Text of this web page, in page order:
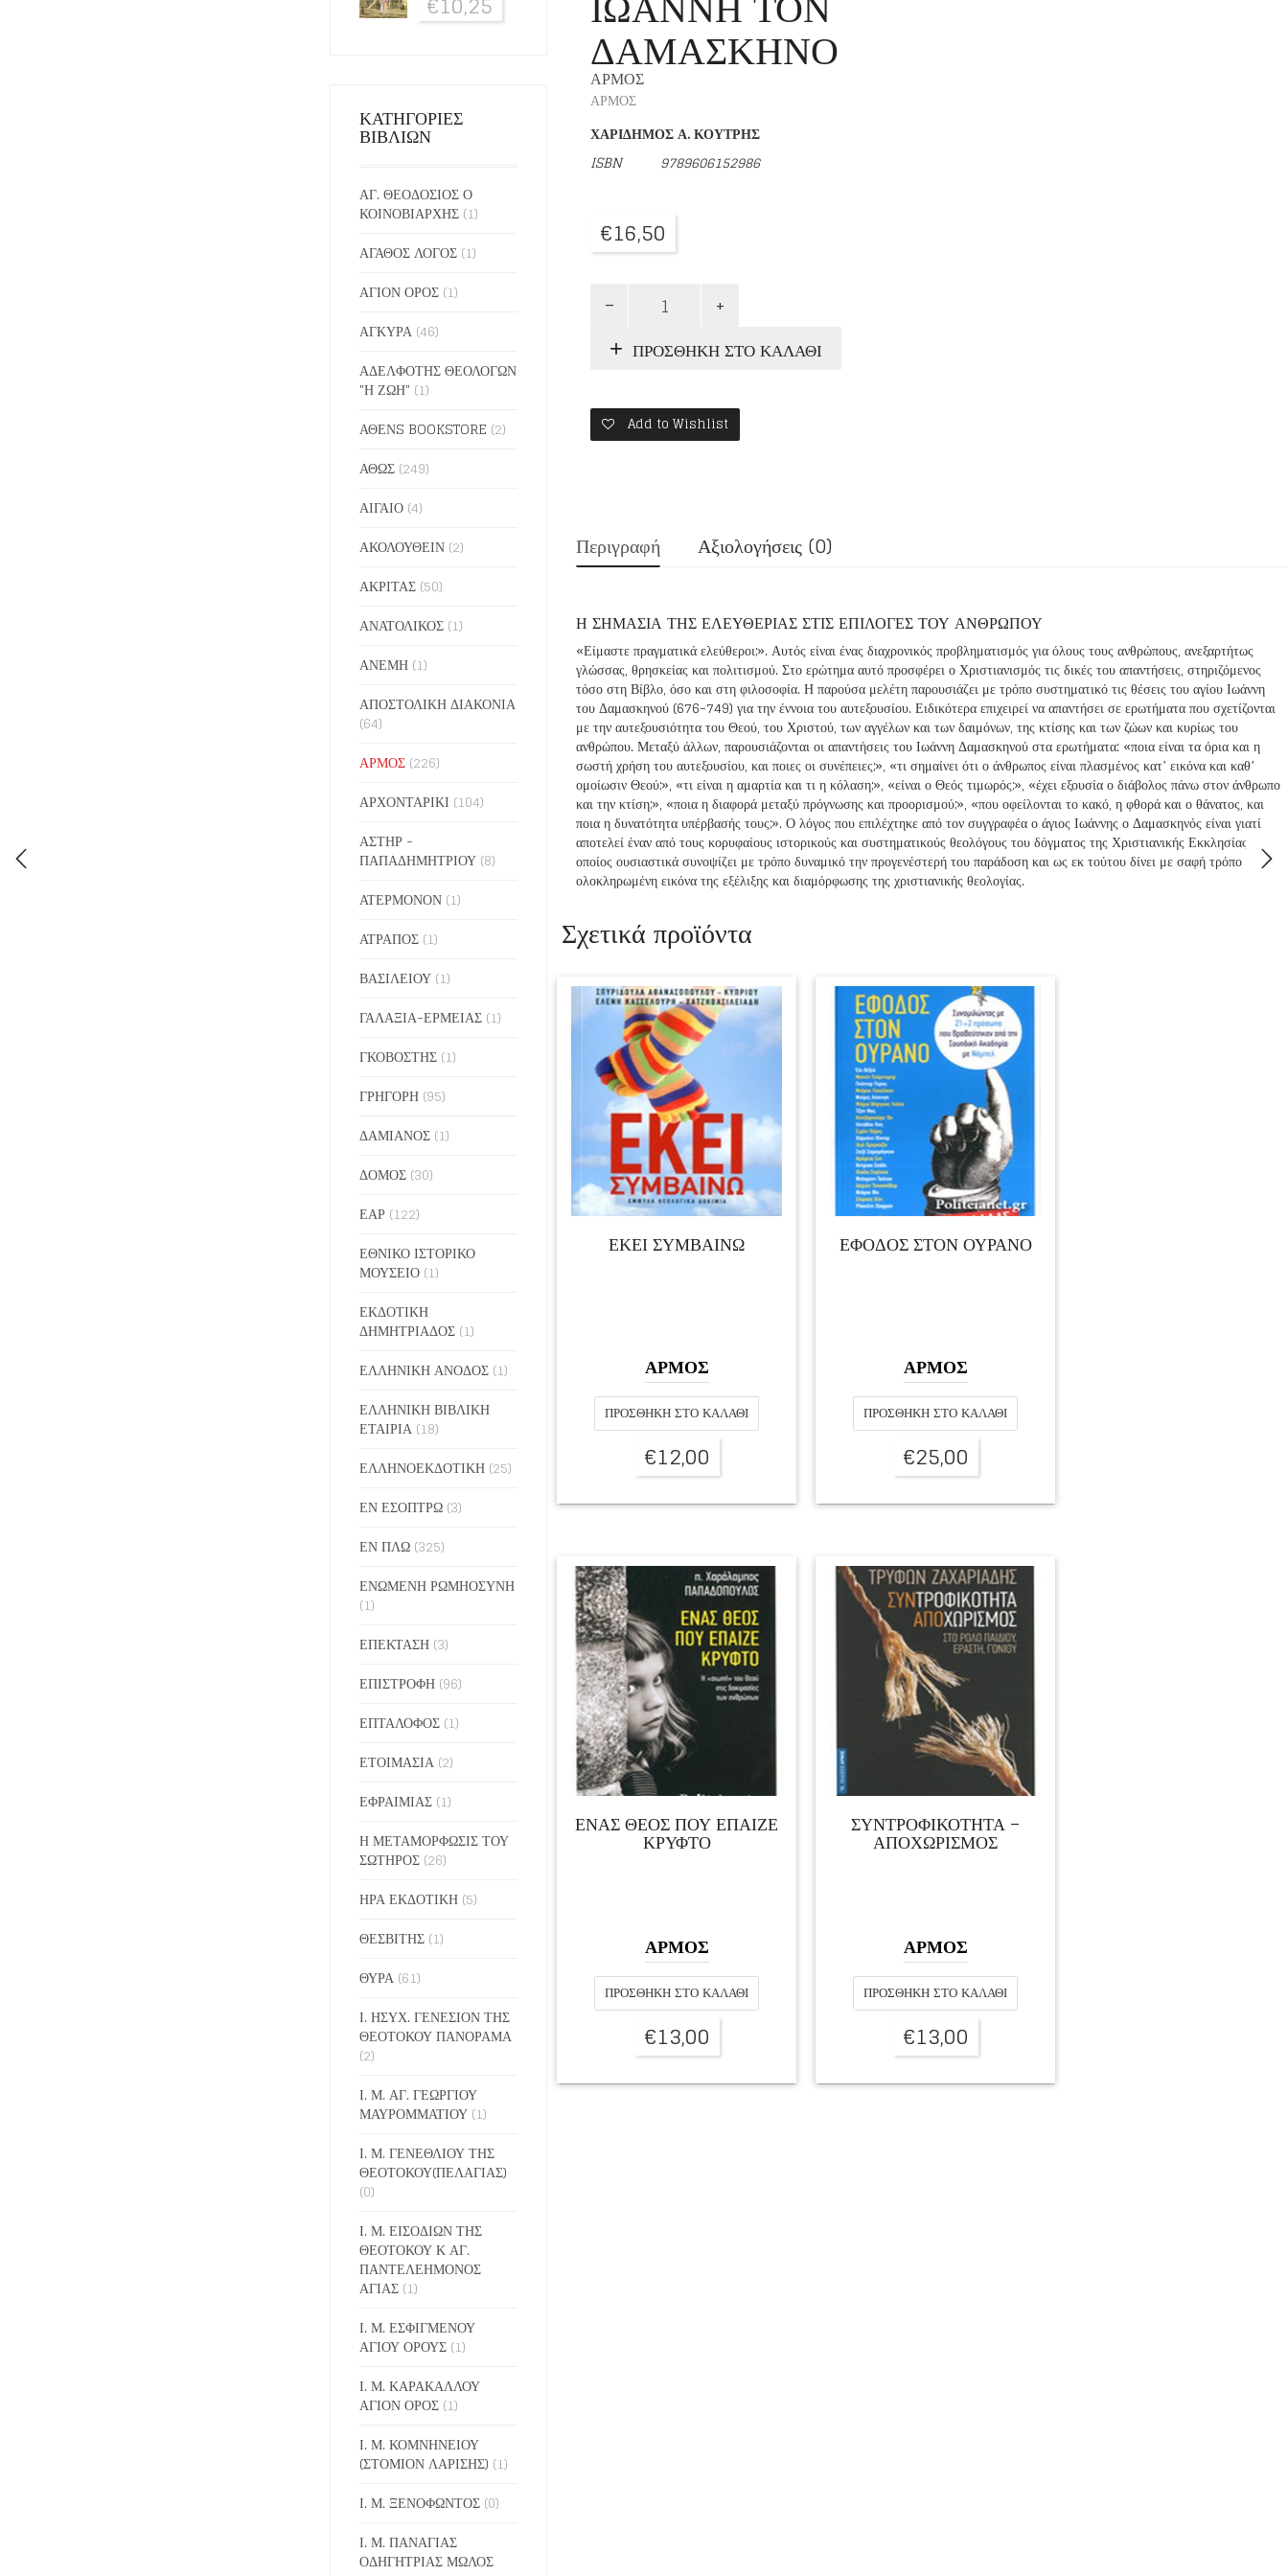
ΔΑΜΑΣΚΗΝΟ
ΑΡΜΟΣ
ΑΡΜΟΣ
ΧΑΡΙΔΗΜΟΣ Α. ΚΟΥΤΡΗΣ
ISBN 9789606152986
€16,50
ΕΝΝΟΙΑ
ΑΥΤΕΞΟΥΣΙΟΥ
ΙΩΑΝΝΗ
ΤΟΝ
ΔΑΜΑΣΚΗΝΟ
ΠΡΟΣΘΉΚΗ ΣΤΟ ΚΑΛΆΘΙ
Add to Wishlist
Περιγραφή Αξιολογήσεις (0)
Η ΣΗΜΑΣΙΑ ΤΗΣ ΕΛΕΥΘΕΡΙΑΣ ΣΤΙΣ ΕΠΙΛΟΓΕΣ ΤΟΥ ΑΝΘΡΩΠΟΥ
«Είμαστε πραγματικά ελεύθεροι;». Αυτός είναι ένας διαχρονικός προβληματισμός για όλους τους ανθρώπους, ανεξαρτήτως
γλώσσας, θρησκείας και πολιτισμού. Στο ερώτημα αυτό προσφέρει ο Χριστιανισμός τις δικές του απαντήσεις, στηριζόμενος
τόσο στη Βίβλο, όσο και στη φιλοσοφία. Η παρούσα μελέτη παρουσιάζει με τρόπο συστηματικό τις θέσεις του αγίου Ιωάννη
του Δαμασκηνού (676-749) για την έννοια του αυτεξουσίου. Ειδικότερα επιχειρεί να απαντήσει σε ερωτήματα που σχετίζονται
με την αυτεξουσιότητα του Θεού, του Χριστού, των αγγέλων και των δαιμόνων, της κτίσης και των ζώων και κυρίως του
ανθρώπου. Μεταξύ άλλων, παρουσιάζονται οι απαντήσεις του Ιωάννη Δαμασκηνού στα ερωτήματα: «ποια είναι τα όρια και η
σωστή χρήση του αυτεξουσίου, και ποιες οι συνέπειες;», «τι σημαίνει ότι ο άνθρωπος είναι πλασμένος κατ’ εικόνα και καθ’
ομοίωσιν Θεού;», «τι είναι η αμαρτία και τι η κόλαση;», «είναι ο Θεός τιμωρός;», «έχει εξουσία ο διάβολος πάνω στον άνθρωπο
και την κτίση;», «ποια η διαφορά μεταξύ πρόγνωσης και προορισμού;», «που οφείλονται το κακό, η φθορά και ο θάνατος, και
ποια η δυνατότητα υπέρβασής τους;». Ο λόγος που επιλέχτηκε από τον συγγραφέα ο άγιος Ιωάννης ο Δαμασκηνός είναι γιατί
αποτελεί έναν από τους κορυφαίους ιστορικούς και συστηματικούς θεολόγους του δόγματος της Χριστιανικής Εκκλησίας, ο
οποίος ουσιαστικά συνοψίζει με τρόπο δυναμικό την προγενέστερή του παράδοση και ως εκ τούτου δίνει με σαφή τρόπο μια
ολοκληρωμένη εικόνα της εξέλιξης και διαμόρφωσης της χριστιανικής θεολογίας.
Σχετικά προϊόντα
ΕΚΕΙ ΣΥΜΒΑΙΝΩ
ΑΡΜΟΣ
ΠΡΟΣΘΉΚΗ ΣΤΟ ΚΑΛΆΘΙ
€12,00
ΕΦΟΔΟΣ ΣΤΟΝ ΟΥΡΑΝΟ
ΑΡΜΟΣ
ΠΡΟΣΘΉΚΗ ΣΤΟ ΚΑΛΆΘΙ
€25,00
ΕΝΑΣ ΘΕΟΣ ΠΟΥ ΕΠΑΙΖΕ
ΚΡΥΦΤΟ
ΑΡΜΟΣ
ΠΡΟΣΘΉΚΗ ΣΤΟ ΚΑΛΆΘΙ
€13,00
ΣΥΝΤΡΟΦΙΚΟΤΗΤΑ –
ΑΠΟΧΩΡΙΣΜΟΣ
ΑΡΜΟΣ
ΠΡΟΣΘΉΚΗ ΣΤΟ ΚΑΛΆΘΙ
€13,00
ΚΑΤΗΓΟΡΙΕΣ
ΒΙΒΛΙΩΝ
ΑΓ. ΘΕΟΔΟΣΙΟΣ Ο
ΚΟΙΝΟΒΙΑΡΧΗΣ (1)
ΑΓΑΘΟΣ ΛΟΓΟΣ (1)
ΑΓΙΟΝ ΟΡΟΣ (1)
ΑΓΚΥΡΑ (46)
ΑΔΕΛΦΟΤΗΣ ΘΕΟΛΟΓΩΝ
"Η ΖΩΗ" (1)
ΑΘΕΝS BOOKSTORE (2)
ΑΘΩΣ (249)
ΑΙΓΑΙΟ (4)
ΑΚΟΛΟΥΘΕΙΝ (2)
ΑΚΡΙΤΑΣ (50)
ΑΝΑΤΟΛΙΚΟΣ (1)
ΑΝΕΜΗ (1)
ΑΠΟΣΤΟΛΙΚΗ ΔΙΑΚΟΝΙΑ
(64)
ΑΡΜΟΣ (226)
ΑΡΧΟΝΤΑΡΙΚΙ (104)
ΑΣΤΗΡ -
ΠΑΠΑΔΗΜΗΤΡΙΟΥ (8)
ΑΤΕΡΜΟΝΟΝ (1)
ΑΤΡΑΠΟΣ (1)
ΒΑΣΙΛΕΙΟΥ (1)
ΓΑΛΑΞΙΑ-ΕΡΜΕΙΑΣ (1)
ΓΚΟΒΟΣΤΗΣ (1)
ΓΡΗΓΟΡΗ (95)
ΔΑΜΙΑΝΟΣ (1)
ΔΟΜΟΣ (30)
ΕΑΡ (122)
ΕΘΝΙΚΟ ΙΣΤΟΡΙΚΟ
ΜΟΥΣΕΙΟ (1)
ΕΚΔΟΤΙΚΗ
ΔΗΜΗΤΡΙΑΔΟΣ (1)
ΕΛΛΗΝΙΚΗ ΑΝΟΔΟΣ (1)
ΕΛΛΗΝΙΚΗ ΒΙΒΛΙΚΗ
ΕΤΑΙΡΙΑ (18)
ΕΛΛΗΝΟΕΚΔΟΤΙΚΗ (25)
ΕΝ ΕΣΟΠΤΡΩ (3)
ΕΝ ΠΛΩ (325)
ΕΝΩΜΕΝΗ ΡΩΜΗΟΣΥΝΗ
(1)
ΕΠΕΚΤΑΣΗ (3)
ΕΠΙΣΤΡΟΦΗ (96)
ΕΠΤΑΛΟΦΟΣ (1)
ΕΤΟΙΜΑΣΙΑ (2)
ΕΦΡΑΙΜΙΑΣ (1)
Η ΜΕΤΑΜΟΡΦΩΣΙΣ ΤΟΥ
ΣΩΤΗΡΟΣ (26)
ΗΡΑ ΕΚΔΟΤΙΚΗ (5)
ΘΕΣΒΙΤΗΣ (1)
ΘΥΡΑ (61)
Ι. ΗΣΥΧ. ΓΕΝΕΣΙΟΝ ΤΗΣ
ΘΕΟΤΟΚΟΥ ΠΑΝΟΡΑΜΑ
(2)
Ι. Μ. ΑΓ. ΓΕΩΡΓΙΟΥ
ΜΑΥΡΟΜΜΑΤΙΟΥ (1)
Ι. Μ. ΓΕΝΕΘΛΙΟΥ ΤΗΣ
ΘΕΟΤΟΚΟΥ(ΠΕΛΑΓΙΑΣ)
(0)
Ι. Μ. ΕΙΣΟΔΙΩΝ ΤΗΣ
ΘΕΟΤΟΚΟΥ Κ ΑΓ.
ΠΑΝΤΕΛΕΗΜΟΝΟΣ
ΑΓΙΑΣ (1)
Ι. Μ. ΕΣΦΙΓΜΕΝΟΥ
ΑΓΙΟΥ ΟΡΟΥΣ (1)
Ι. Μ. ΚΑΡΑΚΑΛΛΟΥ
ΑΓΙΟΝ ΟΡΟΣ (1)
Ι. Μ. ΚΟΜΝΗΝΕΙΟΥ
(ΣΤΟΜΙΟΝ ΛΑΡΙΣΗΣ) (1)
Ι. Μ. ΞΕΝΟΦΩΝΤΟΣ (0)
Ι. Μ. ΠΑΝΑΓΙΑΣ
ΟΔΗΓΗΤΡΙΑΣ ΜΩΛΟΣ